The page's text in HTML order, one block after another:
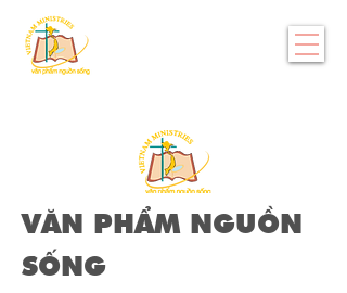
VĂN PHẨM NGUỒN
SỐNG